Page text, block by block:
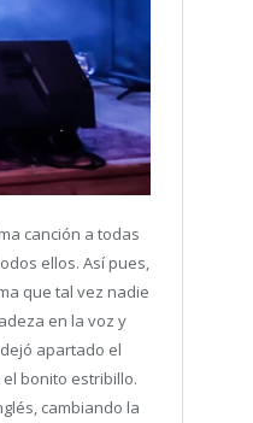
canción a todas
ellos. Así pues,
que tal vez nadie
en la voz y
apartado el
bonito estribillo.
cambiando la